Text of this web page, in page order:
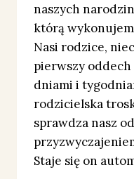
naszych
którą
Nasi rodzice,
pierwszy oddech
dniami i
rodzicielska
sprawdza nasz
Staje się on